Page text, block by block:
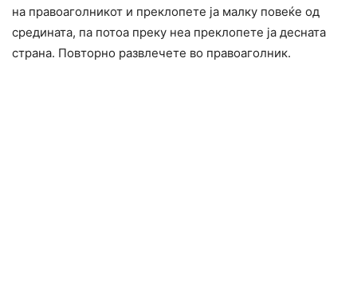
на правоаголникот и преклопете ја малку повеќе од
средината, па потоа преку неа преклопете ја десната
страна. Повторно развлечете во правоаголник.